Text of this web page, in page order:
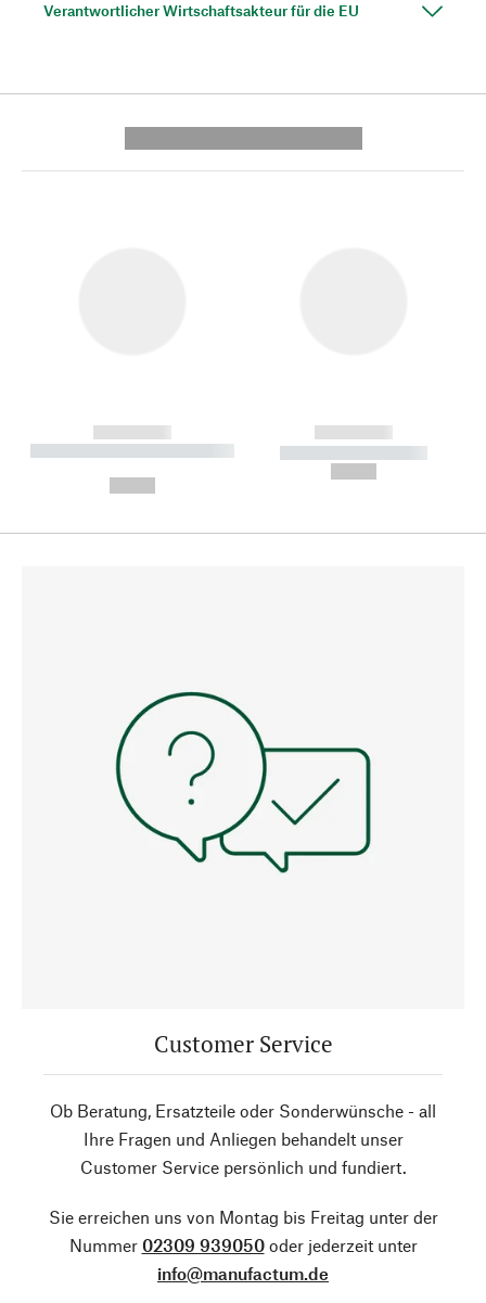
Verantwortlicher Wirtschaftsakteur für die EU
------------
----------- ----------- --------
------------
----------- -----------
Customer Service
Ob Beratung, Ersatzteile oder Sonderwünsche - all
Ihre Fragen und Anliegen behandelt unser
Customer Service persönlich und fundiert.
Sie erreichen uns von Montag bis Freitag unter der
Nummer 02309 939050oder jederzeit unter
info@manufactum.de